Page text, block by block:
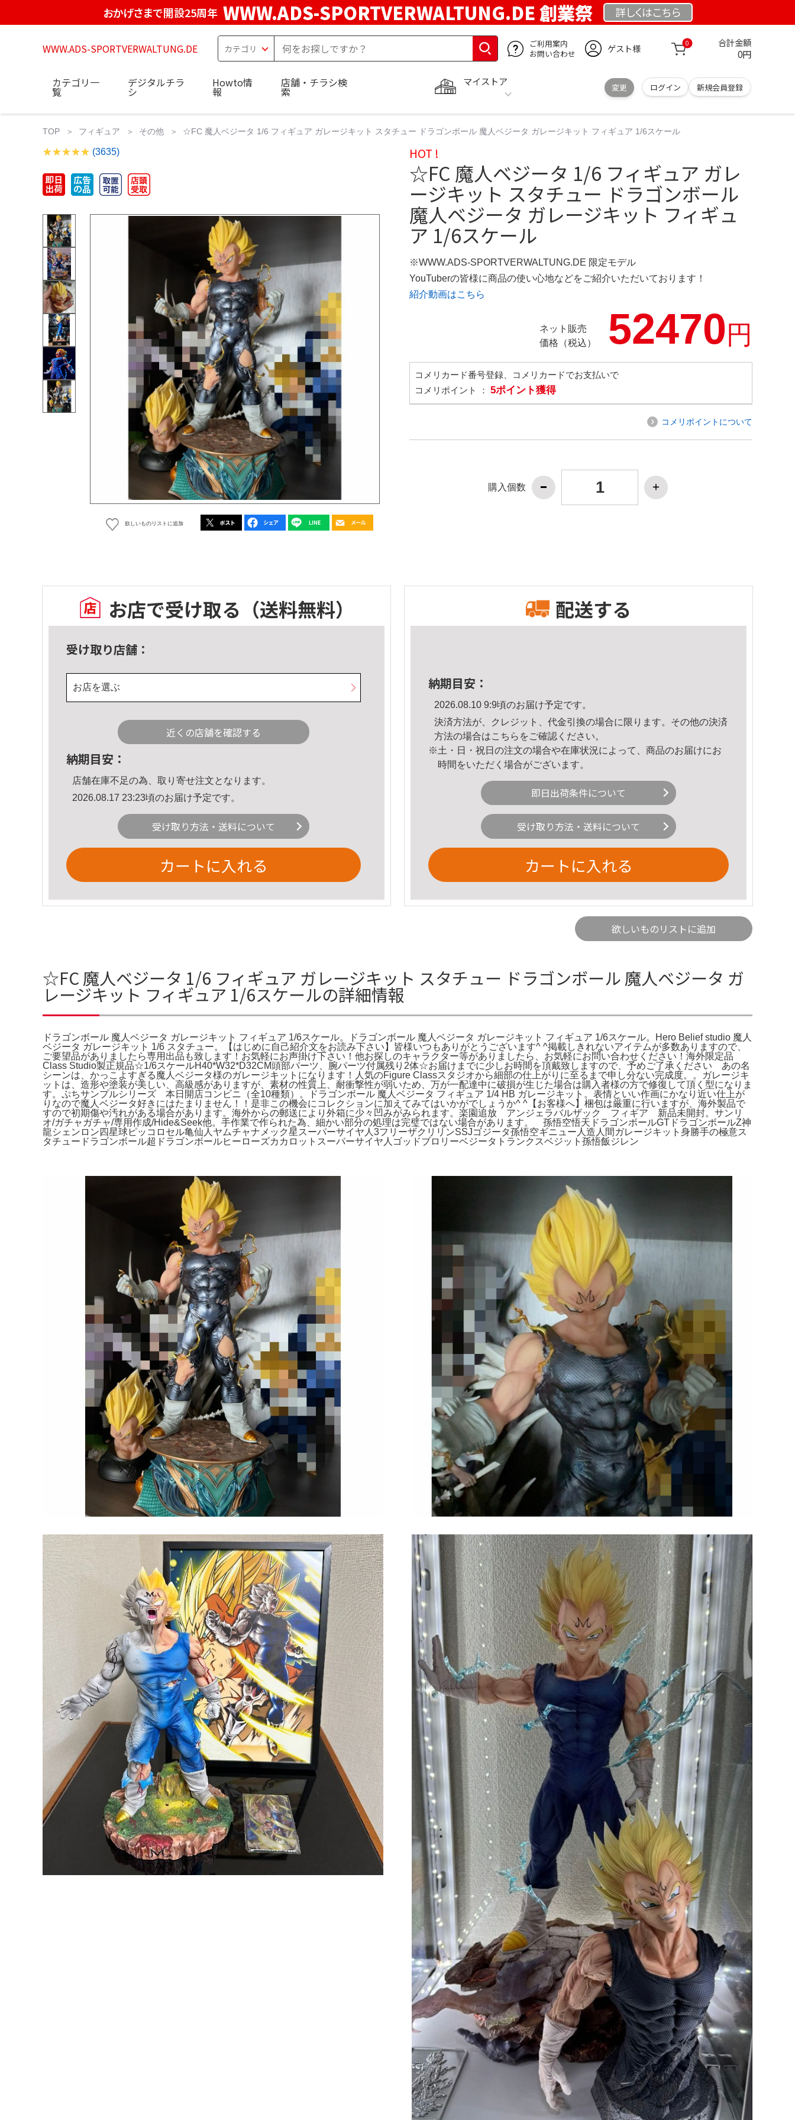
おかげさまで開設25周年 WWW.ADS-SPORTVERWALTUNG.DE 創業祭 詳しくはこちら
WWW.ADS-SPORTVERWALTUNG.DE
ご利用案内
お問い合わせ
ゲスト様 0 合計金額
0円
マイストア
変更 ログイン 新規会員登録
カテゴリ一
覧
デジタルチラ
シ
Howto情
報
店舗・チラシ検
索
TOP フィギュア その他 ☆FC 魔人ベジータ 1/6 フィギュア ガレージキット スタチュー ドラゴンボール 魔人ベジータ ガレージキット フィギュア 1/6スケール
(3635)
欲しいものリストに追加
HOT !
☆FC 魔人ベジータ 1/6 フィギュア ガレ
ージキット スタチュー ドラゴンボール
魔人ベジータ ガレージキット フィギュ
ア 1/6スケール
※WWW.ADS-SPORTVERWALTUNG.DE 限定モデル
YouTuberの皆様に商品の使い心地などをご紹介いただいております！
紹介動画はこちら
ネット販売
価格（税込）
52470円
コメリカード番号登録、コメリカードでお支払いで
コメリポイント ： 5ポイント獲得
コメリポイントについて
購入個数
お店で受け取る （送料無料）
受け取り店舗：
お店を選ぶ
近くの店舗を確認する
納期目安：
店舗在庫不足の為、取り寄せ注文となります。
2026.08.17 23:23頃のお届け予定です。
受け取り方法・送料について
カートに入れる
配送する
納期目安：
2026.08.10 9:9頃のお届け予定です。
決済方法が、クレジット、代金引換の場合に限ります。その他の決済
方法の場合はこちら をご確認ください。
※土・日・祝日の注文の場合や在庫状況によって、商品のお届けにお
時間をいただく場合がございます。
即日出荷条件について
受け取り方法・送料について
カートに入れる
欲しいものリストに追加
☆FC 魔人ベジータ 1/6 フィギュア ガレージキット スタチュー ドラゴンボール 魔人ベジータ ガ
レージキット フィギュア 1/6スケールの詳細情報
ドラゴンボール 魔人ベジータ ガレージキット フィギュア 1/6スケール。ドラゴンボール 魔人ベジータ ガレージキット フィギュア 1/6スケール。Hero Belief studio 魔人
ベジータ ガレージキット 1/6 スタチュー。【はじめに自己紹介文をお読み下さい】皆様いつもありがとうございます^ ^掲載しきれないアイテムが多数ありますので、
ご要望品がありましたら専用出品も致します！お気軽にお声掛け下さい！他お探しのキャラクター等がありましたら、お気軽にお問い合わせください！海外限定品
Class Studio製正規品☆1/6スケールH40*W32*D32CM頭部パーツ、腕パーツ付属残り2体☆お届けまでに少しお時間を頂戴致しますので、予めご了承ください あの名
シーンは、かっこよすぎる魔人ベジータ様のガレージキットになります！人気のFigure Classスタジオから細部の仕上がりに至るまで申し分ない完成度。。ガレージキ
ットは、造形や塗装が美しい、高級感がありますが、素材の性質上、耐衝撃性が弱いため、万が一配達中に破損が生じた場合は購入者様の方で修復して頂く型になりま
す。ぷちサンプルシリーズ 本日開店コンビニ（全10種類）。ドラゴンボール 魔人ベジータ フィギュア 1/4 HB ガレージキット。表情といい作画にかなり近い仕上が
りなので魔人ベジータ好きにはたまりません！！是非この機会にコレクションに加えてみてはいかがでしょうか^ ^【お客様へ】梱包は厳重に行いますが、海外製品で
すので初期傷や汚れがある場合があります。海外からの郵送により外箱に少々凹みがみられます。楽園追放 アンジェラバルザック フィギア 新品未開封。サンリ
オ/ガチャガチャ/専用作成/Hide&Seek他。手作業で作られた為、細かい部分の処理は完璧ではない場合があります。 孫悟空悟天ドラゴンボールGTドラゴンボールZ神
龍シェンロン四星球ピッコロセル亀仙人ヤムチャナメック星スーパーサイヤ人3フリーザクリリンSSJゴジータ孫悟空ギニュー人造人間ガレージキット身勝手の極意ス
タチュードラゴンボール超ドラゴンボールヒーローズカカロットスーパーサイヤ人ゴッドブロリーベジータトランクスベジット孫悟飯ジレン